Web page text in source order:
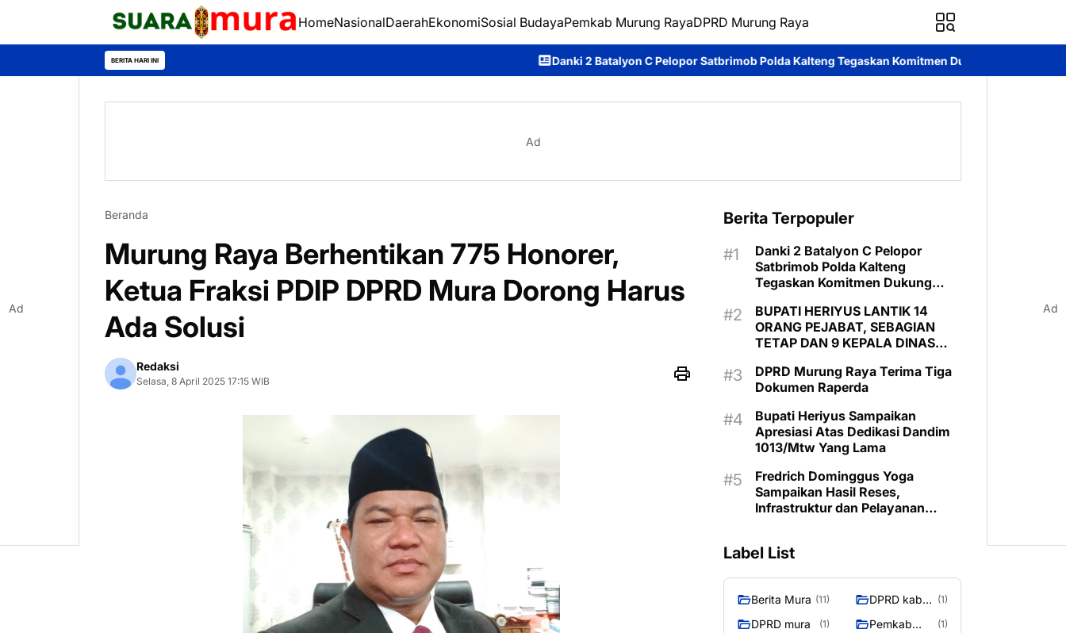
HomeNasionalDaerahEkonomiSosial BudayaPemkab Murung RayaDPRD Murung Raya
BERITA HARI INI Danki 2 Batalyon C Pelopor Satbrimob Polda Kalteng Tegaskan Komitmen Dukung Pencegahan Karhutla di
Ad
Beranda
Murung Raya Berhentikan 775 Honorer,
Ketua Fraksi PDIP DPRD Mura Dorong Harus
Ada Solusi
Redaksi
Selasa, 8 April 2025 17:15 WIB
Berita Terpopuler
Danki 2 Batalyon C Pelopor
Satbrimob Polda Kalteng
Tegaskan Komitmen Dukung
Raya
BUPATI HERIYUS LANTIK 14
ORANG PEJABAT, SEBAGIAN
TETAP DAN 9 KEPALA DINAS
DPRD Murung Raya Terima Tiga
Dokumen Raperda
Bupati Heriyus Sampaikan
Apresiasi Atas Dedikasi Dandim
1013/Mtw Yang Lama
Fredrich Dominggus Yoga
Sampaikan Hasil Reses,
Infrastruktur dan Pelayanan
Label List
Berita Mura (11)
DPRD kab
(1)
DPRD mura (1)
Pemkab
(1)
Ad Ad